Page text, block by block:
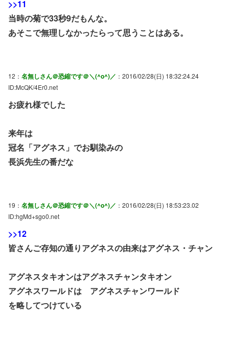
>>11
当時の菊で33秒9だもんな。
あそこで無理しなかったらって思うことはある。
12： 名無しさん＠恐縮です＠＼(^o^)／ ：2016/02/28(日) 18:32:24.24
ID:McQK/4Er0.net
お疲れ様でした
来年は
冠名「アグネス」でお馴染みの
長浜先生の番だな
19： 名無しさん＠恐縮です＠＼(^o^)／ ：2016/02/28(日) 18:53:23.02
ID:hgMd+sgo0.net
>>12
皆さんご存知の通りアグネスの由来はアグネス・チャン
アグネスタキオンはアグネスチャンタキオン
アグネスワールドは アグネスチャンワールド
を略してつけている